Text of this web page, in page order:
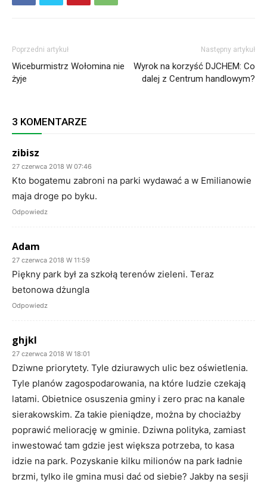
Poprzedni artykuł
Wiceburmistrz Wołomina nie
żyje
Następny artykuł
Wyrok na korzyść DJCHEM: Co
dalej z Centrum handlowym?
3 KOMENTARZE
zibisz
27 czerwca 2018 W 07:46
Kto bogatemu zabroni na parki wydawać a w Emilianowie
maja droge po byku.
Odpowiedz
Adam
27 czerwca 2018 W 11:59
Piękny park był za szkołą terenów zieleni. Teraz
betonowa dżungla
Odpowiedz
ghjkl
27 czerwca 2018 W 18:01
Dziwne priorytety. Tyle dziurawych ulic bez oświetlenia.
Tyle planów zagospodarowania, na które ludzie czekają
latami. Obietnice osuszenia gminy i zero prac na kanale
sierakowskim. Za takie pieniądze, można by chociażby
poprawić meliorację w gminie. Dziwna polityka, zamiast
inwestować tam gdzie jest większa potrzeba, to kasa
idzie na park. Pozyskanie kilku milionów na park ładnie
brzmi, tylko ile gmina musi dać od siebie? Jakby na sesji